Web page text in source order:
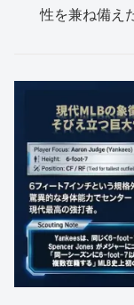
性を兼ね備え